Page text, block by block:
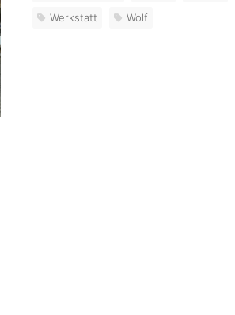
Werkstatt Wolf